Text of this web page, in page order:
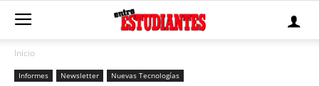
Inicio
Informes Newsletter Nuevas Tecnologías